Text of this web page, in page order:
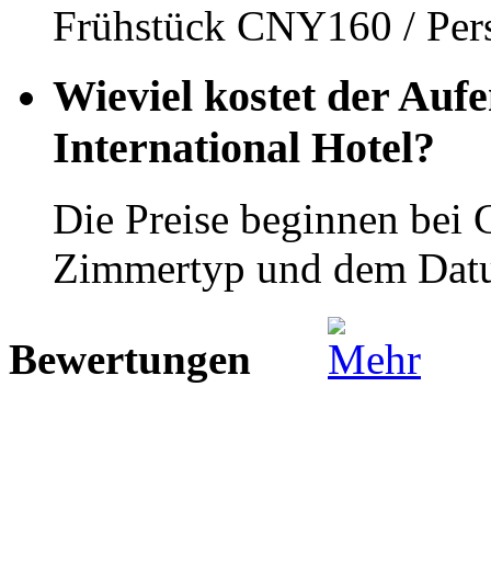
Frühstück CNY160 /
Wieviel kostet der
International Hotel?
Die Preise beginnen bei
Zimmertyp und dem
Bewertungen